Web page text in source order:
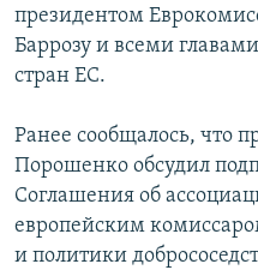
президентом
Баррозу и всеми
стран ЕС.
Ранее сообщалось, что
Порошенко обсудил
Соглашения об
европейским
и политики